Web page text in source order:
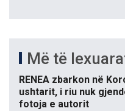
Më të
RENEA zbarkon në
ushtarit, i riu nuk
fotoja e autorit